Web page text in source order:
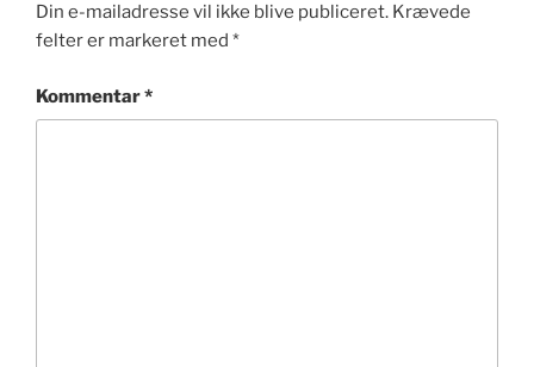
Din e-mailadresse vil ikke blive publiceret. Krævede
felter er markeret med *
Kommentar*